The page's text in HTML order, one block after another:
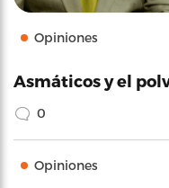
Opiniones
Asmáticos y el
0
Opiniones